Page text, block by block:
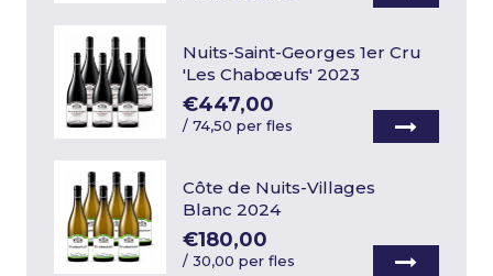
Nuits-Saint-Georges 1er Cru
'Les Chabœufs' 2023
€447,00
/74,50 per fles
Côte de Nuits-Villages
Blanc 2024
€180,00
/30,00 per fles